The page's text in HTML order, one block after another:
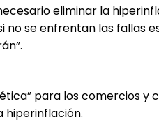
eliminar la
no se enfrentan las fallas
para los comercios y
hiperinflación.